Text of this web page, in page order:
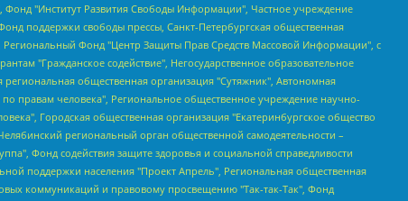
инициативная группа "Выход", Инициативная группа ЛГБТ+ "Реверс", Алексеев Андрей Викторович, Бекбулатова Таисия Львовна, Беляев Иван Михайлович, Владыкина Елена Сергеевна, Гельман Марат Александрович, Никульшина Вероника Юрьевна, Толоконникова Надежда Андреевна, Шендерович Виктор Анатольевич, Общество с ограниченной ответственностью "Данное сообщение", Общество с ограниченной ответственностью Издательский дом "Новая глава", Айнбиндер Александра Александровна, Московский комьюнити-центр для ЛГБТ+инициатив, Благотворительный фонд развития филантропии, Deutsche Welle (Германия, Kurt-Schumacher-Strasse 3, 53113 Bonn), Борзунова Мария Михайловна, Воробьев Виктор Викторович, Голубева Анна Львовна, Константинова Алла Михайловна, Малкова Ирина Владимировна, Мурадов Мурад Абдулгалимович, Осетинская Елизавета Николаевна, Понасенков Евгений Николаевич, Ганапольский Матвей Юрьевич, Киселев Евгений Алексеевич, Борухович Ирина Григорьевна, Дремин Иван Тимофеевич, Дубровский Дмитрий Викторович, Красноярская региональная общественная организация поддержки и развития альтернативных образовательных технологий и межкультурных коммуникаций "ИНТЕРРА", Маяковская Екатерина Алексеевна, Фейгин Марк Захарович, Филимонов Андрей Викторович, Дзугкоева Регина Николаевна, Доброхотов Роман Александрович, Дудь Юрий Александрович, Елкин Сергей Владимирович, Кругликов Кирилл Игоревич, Сабунаева Мария Леонидовна, Семенов Алексей Владимирович, Шаинян Карен Багратович, Шульман Екатерина Михайловна, Асафьев Артур Валерьевич, Вахштайн Виктор Семенович, Венедиктов Алексей Алексеевич, Лушникова Екатерина Евгеньевна, Волков Леонид Михайлович, Невзоров Александр Глебович, Пархоменко Сергей Борисович, Сироткин Ярослав Николаевич, Кара-Мурза Владимир Владимирович, Баранова Наталья Владимировна, Гозман Леонид Яковлевич, Кагарлицкий Борис Юльевич, Климарев Михаил Валерьевич, Милов Владимир Станиславович, Автономная некоммерческая организация Краснодарский центр современного искусства "Типография", Моргенштерн Алишер Тагирович, Соболь Любовь Эдуардовна, Общество с ограниченной ответственностью "ЛИЗА НОРМ", Каспаров Гарри Кимович, Ходорковский Михаил Борисович, Общество с ограниченной ответственностью "Апрельские тезисы", Данилович Ирина Брониславовна, Кашин Олег Владимирович, Петров Николай Владимирович, Пивоваров Алексей Владимирович, Соколов Михаил Владимирович, Цветкова Юлия Владимировна, Чичваркин Евгений Александрович, Комитет против пыток/Команда против пыток, Общество с ограниченной ответственностью "Первый научный", Общество с ограниченной ответственностью "Вертолет и ко", Белоцерковская Вероника Борисовна, Кац Максим Евгеньевич, Лазарева Татьяна Юрьевна, Шаведдинов Руслан Табризович, Яшин Илья Валерьевич, Общество с ограниченной ответственностью "Иноагент ААВ", Алешковский Дмитрий Петрович, Альбац Евгения Марковна, Быков Дмитрий Львович, Галямина Юлия Евгеньевна, Лойко Сергей Леонидович, Мартынов Кирилл Константинович, Медведев Сергей Александрович, Крашенинников Федор Геннадиевич, Гордеева Катерина Вл